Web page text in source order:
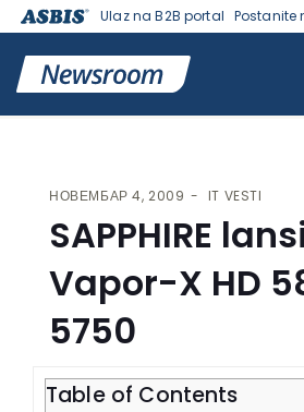
Ulaz na B2B portal Postanite
НОВЕМБАР 4, 2009 IT VESTI
SAPPHIRE
Vapor-X HD
5750
Table of Contents